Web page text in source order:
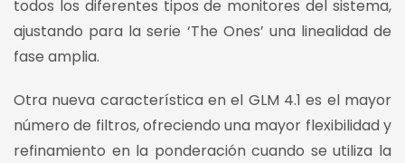
todos los diferentes tipos de monitores del sistema,
ajustando para la serie ‘The Ones’ una linealidad de
fase amplia.
Otra nueva característica en el GLM 4.1 es el mayor
número de filtros, ofreciendo una mayor flexibilidad y
refinamiento en la ponderación cuando se utiliza la